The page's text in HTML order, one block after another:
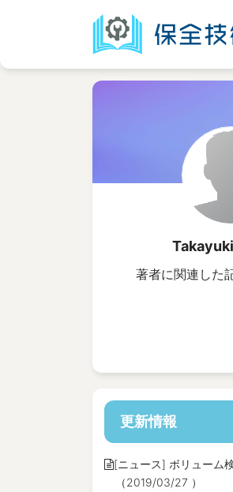
著者に関連した
更新情報
[ニュース] ボリューム
（2019/03/27 ）